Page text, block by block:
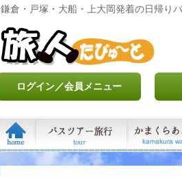
鎌倉・戸塚・大船・上大岡発着の日帰り
ログイン／会員メニュー